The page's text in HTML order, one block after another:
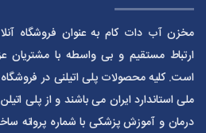
مخزن آب دات کام به عنوان فروشگاه
است. کلیه محصولات پلی اتیلنی در